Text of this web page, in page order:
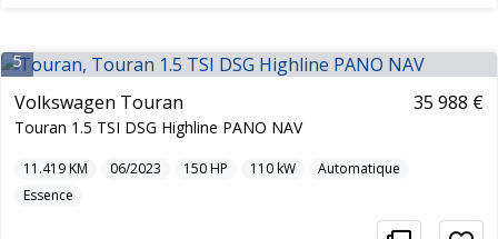
5
Volkswagen Touran
Touran 1.5 TSI DSG Highline PANO NAV
35 988 €
11.419KM 06/2023 150HP 110kW
Automatique
Essence